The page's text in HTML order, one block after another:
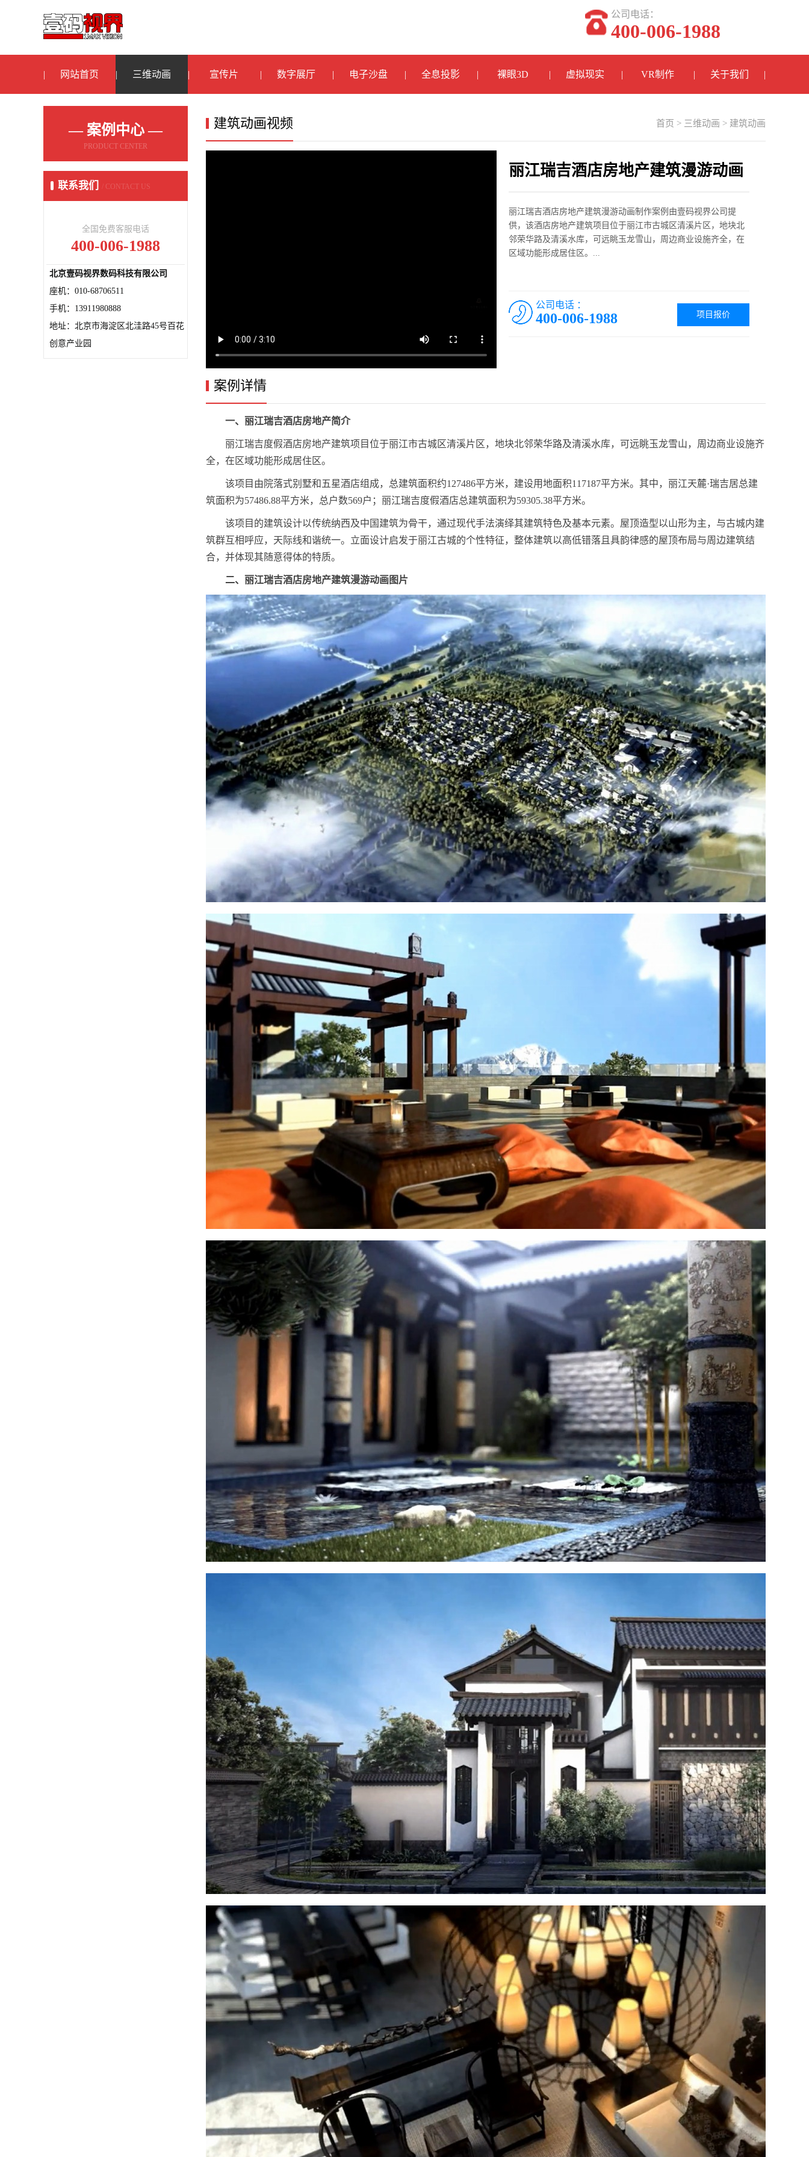
公司电话：
400-006-1988
网站首页 三维动画 宣传片 数字展厅 电子沙盘 全息投影 裸眼3D 虚拟现实 VR制作 关于我们
— 案例中心 —
PRODUCT CENTER
联系我们 / CONTACT US
全国免费客服电话
400-006-1988
北京壹码视界数码科技有限公司
座机：010-68706511
手机：13911980888
地址：北京市海淀区北洼路45号百花
创意产业园
首页 > 三维动画 > 建筑动画
建筑动画视频
丽江瑞吉酒店房地产建筑漫游动画
制作案例
丽江瑞吉酒店房地产建筑漫游动画制作案例由壹码视界公司提
供，该酒店房地产建筑项目位于丽江市古城区清溪片区，地块北
邻荣华路及清溪水库，可远眺玉龙雪山，周边商业设施齐全，在
区域功能形成居住区。...
项目报价
公司电话 ：
400-006-1988
案例详情
一、丽江瑞吉酒店房地产简介
丽江瑞吉度假酒店房地产建筑项目位于丽江市古城区清溪片区，地块北邻荣华路及清溪水库，可远眺玉龙雪山，周边商业设施齐
全，在区域功能形成居住区。
该项目由院落式别墅和五星酒店组成，总建筑面积约127486平方米，建设用地面积117187平方米。其中，丽江天麓·瑞吉居总建
筑面积为57486.88平方米，总户数569户；丽江瑞吉度假酒店总建筑面积为59305.38平方米。
该项目的建筑设计以传统纳西及中国建筑为骨干，通过现代手法演绎其建筑特色及基本元素。屋顶造型以山形为主，与古城内建
筑群互相呼应，天际线和谐统一。立面设计启发于丽江古城的个性特征，整体建筑以高低错落且具韵律感的屋顶布局与周边建筑结
合，并体现其随意得体的特质。
二、丽江瑞吉酒店房地产建筑漫游动画图片